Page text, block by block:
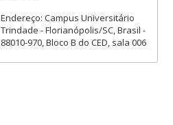
Endereço: Campus Universitário
Trindade - Florianópolis/SC, Brasil -
88010-970, Bloco B do CED, sala 006